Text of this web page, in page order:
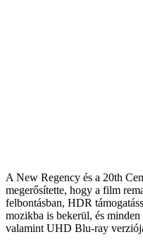
A New Regency és a 20th
megerősítette, hogy a film
felbontásban, HDR
mozikba is bekerül, és
valamint UHD Blu-ray